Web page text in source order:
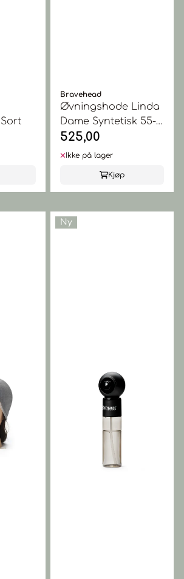
Bravehead
Øvningshode Linda
Dame Syntetisk 55-
60cm
525,00
Ikke på lager
Kjøp
Ny